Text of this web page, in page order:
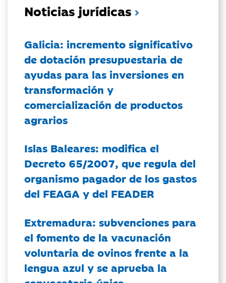
Noticias jurídicas
Galicia: incremento significativo
de dotación presupuestaria de
ayudas para las inversiones en
transformación y
comercialización de productos
agrarios
Islas Baleares: modifica el
Decreto 65/2007, que regula del
organismo pagador de los gastos
del FEAGA y del FEADER
Extremadura: subvenciones para
el fomento de la vacunación
voluntaria de ovinos frente a la
lengua azul y se aprueba la